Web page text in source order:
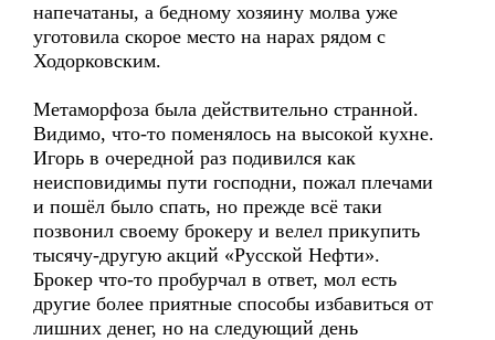
напечатаны, а бедному хозяину молва уже
уготовила скорое место на нарах рядом с
Ходорковским.
Метаморфоза была действительно странной.
Видимо, что-то поменялось на высокой кухне.
Игорь в очередной раз подивился как
неисповидимы пути господни, пожал плечами
и пошёл было спать, но прежде всё таки
позвонил своему брокеру и велел прикупить
тысячу-другую акций «Русской Нефти».
Брокер что-то пробурчал в ответ, мол есть
другие более приятные способы избавиться от
лишних денег, но на следующий день